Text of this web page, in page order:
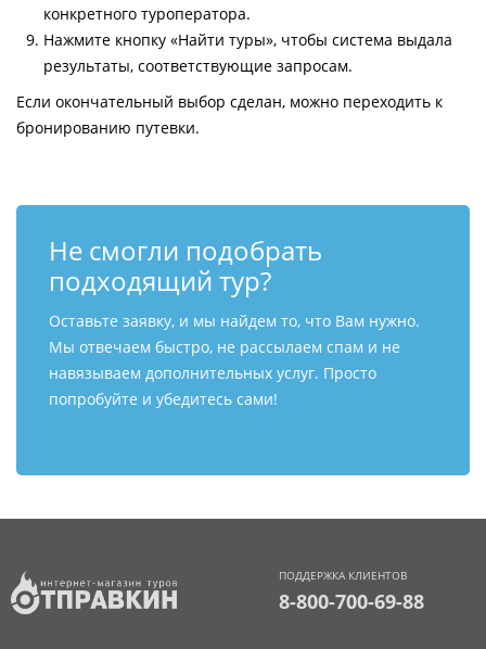
конкретного туроператора.
Нажмите кнопку «Найти туры», чтобы система выдала
результаты, соответствующие запросам.
Если окончательный выбор сделан, можно переходить к
бронированию путевки.
Не смогли подобрать
подходящий тур?
Оставьте заявку, и мы найдем то, что Вам нужно.
Мы отвечаем быстро, не рассылаем спам и не
навязываем дополнительных услуг. Просто
попробуйте и убедитесь сами!
ПОДДЕРЖКА КЛИЕНТОВ
8-800-700-69-88